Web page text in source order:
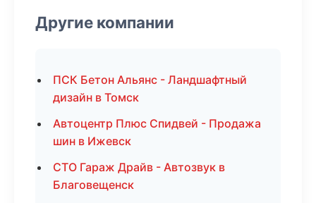
Другие компании
ПСК Бетон Альянс - Ландшафтный
дизайн в Томск
Автоцентр Плюс Спидвей - Продажа
шин в Ижевск
СТО Гараж Драйв - Автозвук в
Благовещенск